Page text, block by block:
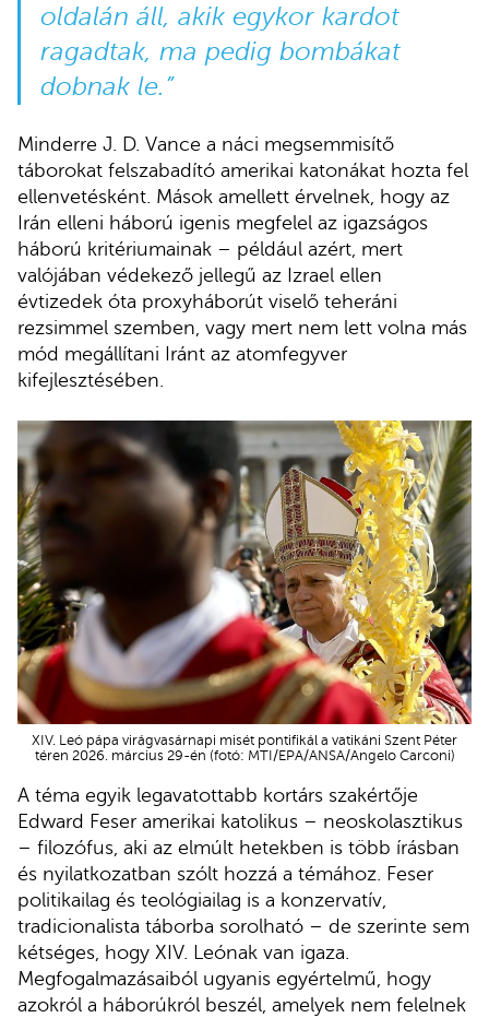
oldalán áll, akik egykor kardot
ragadtak, ma pedig bombákat
dobnak le.”
Minderre J. D. Vance a náci megsemmisítő
táborokat felszabadító amerikai katonákat hozta fel
ellenvetésként. Mások amellett érvelnek, hogy az
Irán elleni háború igenis megfelel az igazságos
háború kritériumainak – például azért, mert
valójában védekező jellegű az Izrael ellen
évtizedek óta proxyháborút viselő teheráni
rezsimmel szemben, vagy mert nem lett volna más
mód megállítani Iránt az atomfegyver
kifejlesztésében.
XIV. Leó pápa virágvasárnapi misét pontifikál a vatikáni Szent Péter
téren 2026. március 29-én (fotó: MTI/EPA/ANSA/Angelo Carconi)
A téma egyik legavatottabb kortárs szakértője
Edward Feser amerikai katolikus – neoskolasztikus
– filozófus, aki az elmúlt hetekben is több írásban
és nyilatkozatban szólt hozzá a témához. Feser
politikailag és teológiailag is a konzervatív,
tradicionalista táborba sorolható – de szerinte sem
kétséges, hogy XIV. Leónak van igaza.
Megfogalmazásaiból ugyanis egyértelmű, hogy
azokról a háborúkról beszél, amelyek nem felelnek